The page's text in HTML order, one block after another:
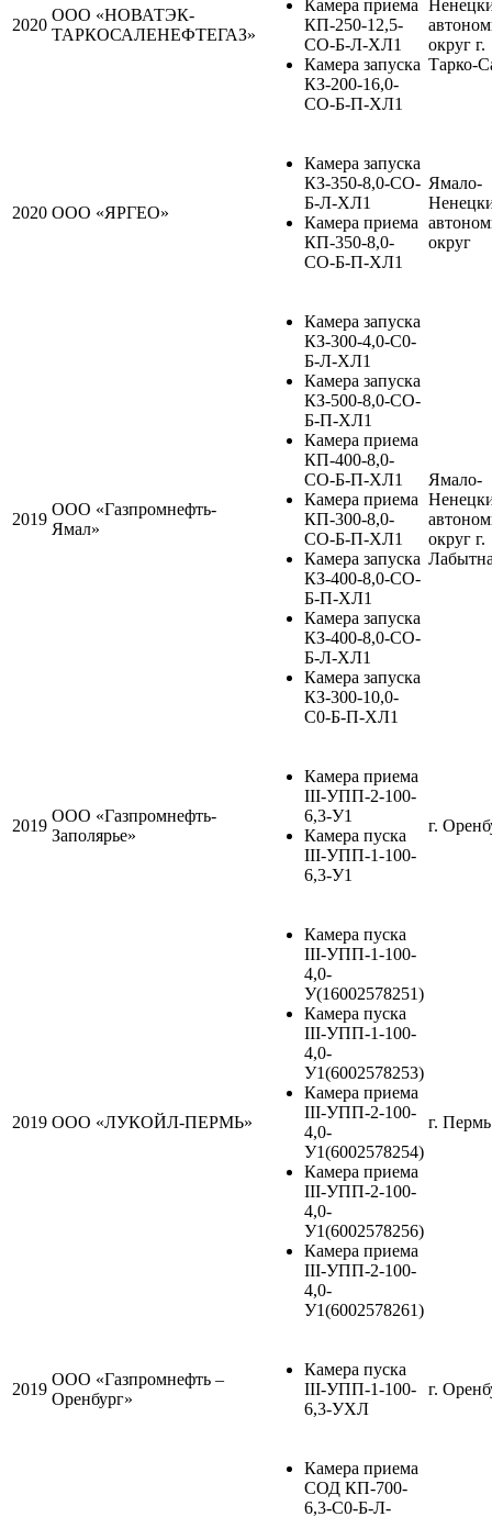
2020
ООО «НОВАТЭК-
ТАРКОСАЛЕНЕФТЕГАЗ»
Камера приема
КП-250-12,5-
СО-Б-Л-ХЛ1
Камера запуска
КЗ-200-16,0-
СО-Б-П-ХЛ1
округ г.
Тарко-
2020 ООО «ЯРГЕО»
Камера запуска
КЗ-350-8,0-СО-
Б-Л-ХЛ1
Камера приема
КП-350-8,0-
СО-Б-П-ХЛ1
Ямало-
округ
2019
ООО «Газпромнефть-
Ямал»
Камера запуска
КЗ-300-4,0-С0-
Б-Л-ХЛ1
Камера запуска
КЗ-500-8,0-СО-
Б-П-ХЛ1
Камера приема
КП-400-8,0-
СО-Б-П-ХЛ1
Камера приема
КП-300-8,0-
СО-Б-П-ХЛ1
Камера запуска
КЗ-400-8,0-СО-
Б-П-ХЛ1
Камера запуска
КЗ-400-8,0-СО-
Б-Л-ХЛ1
Камера запуска
КЗ-300-10,0-
С0-Б-П-ХЛ1
Ямало-
округ г.
2019
ООО «Газпромнефть-
Заполярье»
Камера приема
III-УПП-2-100-
6,3-У1
Камера пуска
III-УПП-1-100-
6,3-У1
г.
2019 ООО «ЛУКОЙЛ-ПЕРМЬ»
Камера пуска
III-УПП-1-100-
4,0-
У(16002578251)
Камера пуска
III-УПП-1-100-
4,0-
У1(6002578253)
Камера приема
III-УПП-2-100-
4,0-
У1(6002578254)
Камера приема
III-УПП-2-100-
4,0-
У1(6002578256)
Камера приема
III-УПП-2-100-
4,0-
У1(6002578261)
г. Пермь
2019
ООО «Газпромнефть –
Оренбург»
Камера пуска
III-УПП-1-100-
6,3-УХЛ
г.
Камера приема
СОД КП-700-
6,3-С0-Б-Л-